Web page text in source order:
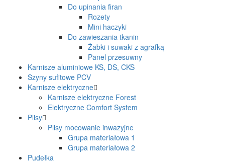
Do upinania firan
Rozety
Mini haczyki
Do zawieszania tkanin
Żabki i suwaki z agrafką
Panel przesuwny
Karnisze aluminiowe KS, DS, CKS
Szyny sufitowe PCV
Karnisze elektryczne
Karnisze elektryczne Forest
Elektryczne Comfort System
Plisy
Plisy mocowanie inwazyjne
Grupa materiałowa 1
Grupa materiałowa 2
Pudełka